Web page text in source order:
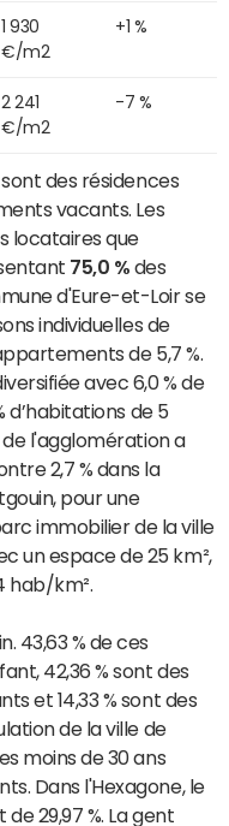
1 930
€/m2
+1 %
2 241
€/m2
-7 %
sont des résidences
vacants. Les
locataires que
75,0 % des
d'Eure-et-Loir se
individuelles de
de 5,7 %.
avec 6,0 % de
d’habitations de 5
l'agglomération a
2,7 % dans la
pour une
immobilier de la ville
un espace de 25 km²,
hab/km².
43,63 % de ces
42,36 % sont des
et 14,33 % sont des
de la ville de
moins de 30 ans
Dans l'Hexagone, le
29,97 %. La gent